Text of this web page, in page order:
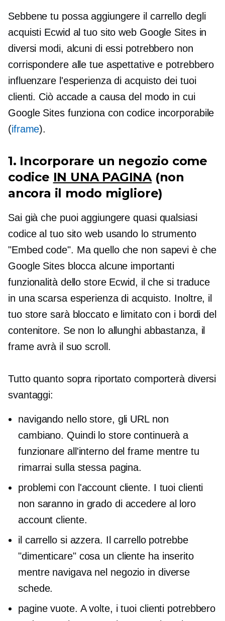
Sebbene tu possa aggiungere il carrello degli
acquisti Ecwid al tuo sito web Google Sites in
diversi modi, alcuni di essi potrebbero non
corrispondere alle tue aspettative e potrebbero
influenzare l'esperienza di acquisto dei tuoi
clienti. Ciò accade a causa del modo in cui
Google Sites funziona con codice incorporabile
(iframe).
1. Incorporare un negozio come
codice IN UNA PAGINA(non
ancora il modo migliore)
Sai già che puoi aggiungere quasi qualsiasi
codice al tuo sito web usando lo strumento
"Embed code". Ma quello che non sapevi è che
Google Sites blocca alcune importanti
funzionalità dello store Ecwid, il che si traduce
in una scarsa esperienza di acquisto. Inoltre, il
tuo store sarà bloccato e limitato con i bordi del
contenitore. Se non lo allunghi abbastanza, il
frame avrà il suo scroll.
Tutto quanto sopra riportato comporterà diversi
svantaggi:
navigando nello store, gli URL non
cambiano. Quindi lo store continuerà a
funzionare all'interno del frame mentre tu
rimarrai sulla stessa pagina.
problemi con l'account cliente. I tuoi clienti
non saranno in grado di accedere al loro
account cliente.
il carrello si azzera. Il carrello potrebbe
"dimenticare" cosa un cliente ha inserito
mentre navigava nel negozio in diverse
schede.
pagine vuote. A volte, i tuoi clienti potrebbero